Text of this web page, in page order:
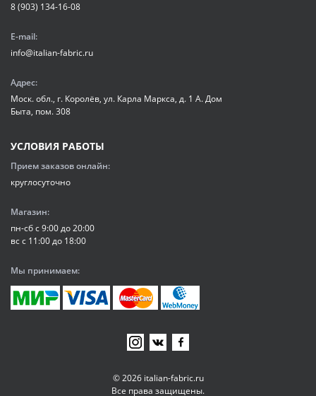
© 2026 italian-fabric.ru
Все права защищены.
8 (903) 134-16-08
E-mail:
info@italian-fabric.ru
Адрес:
Моск. обл., г. Королёв, ул. Карла Маркса, д. 1 А. Дом
Быта, пом. 308
УСЛОВИЯ РАБОТЫ
Прием заказов онлайн:
круглосуточно
Магазин:
пн-сб с 9:00 до 20:00
вс с 11:00 до 18:00
Мы принимаем: